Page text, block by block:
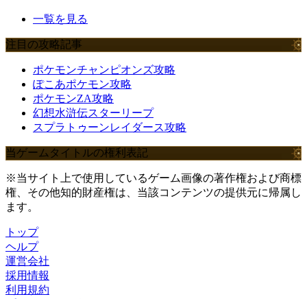
一覧を見る
注目の攻略記事
ポケモンチャンピオンズ攻略
ぽこあポケモン攻略
ポケモンZA攻略
幻想水滸伝スターリープ
スプラトゥーンレイダース攻略
当ゲームタイトルの権利表記
※当サイト上で使用しているゲーム画像の著作権および商標
権、その他知的財産権は、当該コンテンツの提供元に帰属し
ます。
トップ
ヘルプ
運営会社
採用情報
利用規約